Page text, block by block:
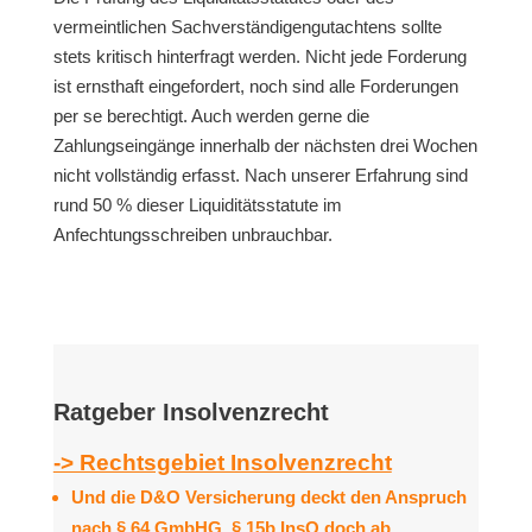
vermeintlichen Sachverständigengutachtens sollte
stets kritisch hinterfragt werden. Nicht jede Forderung
ist ernsthaft eingefordert, noch sind alle Forderungen
per se berechtigt. Auch werden gerne die
Zahlungseingänge innerhalb der nächsten drei Wochen
nicht vollständig erfasst. Nach unserer Erfahrung sind
rund 50 % dieser Liquiditätsstatute im
Anfechtungsschreiben unbrauchbar.
Ratgeber Insolvenzrecht
-> Rechtsgebiet Insolvenzrecht
Und die D&O Versicherung deckt den Anspruch
nach § 64 GmbHG, § 15b InsO doch ab